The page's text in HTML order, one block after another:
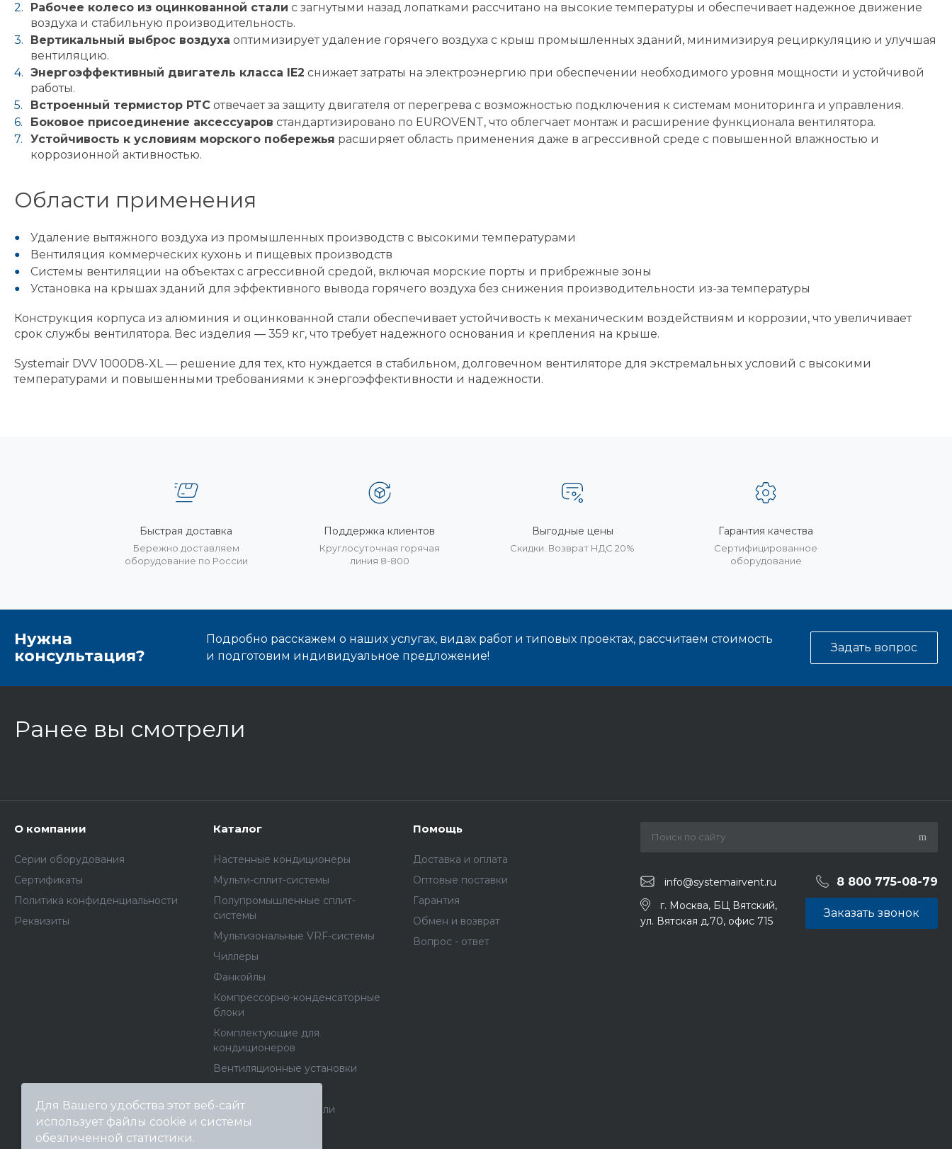
Рабочее колесо из оцинкованной стали с загнутыми назад лопатками рассчитано на высокие температуры и обеспечивает надежное движение
воздуха и стабильную производительность.
Вертикальный выброс воздуха оптимизирует удаление горячего воздуха с крыш промышленных зданий, минимизируя рециркуляцию и улучшая
вентиляцию.
Энергоэффективный двигатель класса IE2 снижает затраты на электроэнергию при обеспечении необходимого уровня мощности и устойчивой
работы.
Встроенный термистор PTCотвечает за защиту двигателя от перегрева с возможностью подключения к системам мониторинга и управления.
Боковое присоединение аксессуаров стандартизировано по EUROVENT, что облегчает монтаж и расширение функционала вентилятора.
Устойчивость к условиям морского побережья расширяет область применения даже в агрессивной среде с повышенной влажностью и
коррозионной активностью.
Области применения
Удаление вытяжного воздуха из промышленных производств с высокими температурами
Вентиляция коммерческих кухонь и пищевых производств
Системы вентиляции на объектах с агрессивной средой, включая морские порты и прибрежные зоны
Установка на крышах зданий для эффективного вывода горячего воздуха без снижения производительности из-за температуры
Конструкция корпуса из алюминия и оцинкованной стали обеспечивает устойчивость к механическим воздействиям и коррозии, что увеличивает
срок службы вентилятора. Вес изделия — 359 кг, что требует надежного основания и крепления на крыше.
Systemair DVV 1000D8-XL — решение для тех, кто нуждается в стабильном, долговечном вентиляторе для экстремальных условий с высокими
температурами и повышенными требованиями к энергоэффективности и надежности.
Быстрая доставка
Бережно доставляем
оборудование по России
Поддержка клиентов
Круглосуточная горячая
линия 8-800
Выгодные цены
Скидки. Возврат НДС 20%
Гарантия качества
Сертифицированное
оборудование
Нужна
консультация?
Подробно расскажем о наших услугах, видах работ и типовых проектах, рассчитаем стоимость
и подготовим индивидуальное предложение!
Задать вопрос
Ранее вы смотрели
О компании
Серии оборудования
Сертификаты
Политика конфиденциальности
Реквизиты
Каталог
Настенные кондиционеры
Мульти-сплит-системы
Полупромышленные сплит-
системы
Мультизональные VRF-системы
Чиллеры
Фанкойлы
Компрессорно-конденсаторные
блоки
Комплектующие для
кондиционеров
Вентиляционные установки
Канальные нагреватели
Архив моделей
Помощь
Доставка и оплата
Оптовые поставки
Гарантия
Обмен и возврат
Вопрос - ответ
info@systemairvent.ru 8 800 775-08-79
г. Москва, БЦ Вятский,
ул. Вятская д.70, офис 715
Заказать звонок
Для Вашего удобства этот веб-сайт
использует файлы cookie и системы
обезличенной статистики.